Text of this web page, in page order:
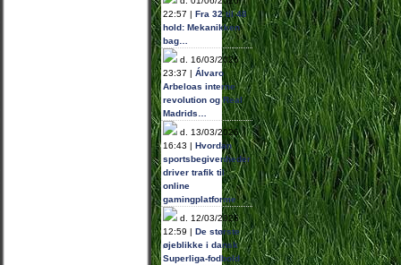
22:57 | Fra 32 til 48
hold: Mekanikken
bag…
d. 16/03/2026
23:37 | Álvaro
Arbeloas interne
revolution og Real
Madrids…
d. 13/03/2026
16:43 | Hvordan
sportsbegivenheder
driver trafik til
online
gamingplatforme
d. 12/03/2026
12:59 | De største
øjeblikke i dansk
Superliga-fodbold